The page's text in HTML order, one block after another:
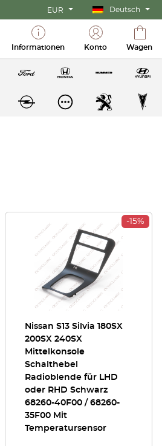
EUR Deutsch
Informationen Konto Wagen
-15%
Nissan S13 Silvia 180SX
200SX 240SX
Mittelkonsole
Schalthebel
Radioblende für LHD
oder RHD Schwarz
68260-40F00 / 68260-
35F00 Mit
Temperatursensor